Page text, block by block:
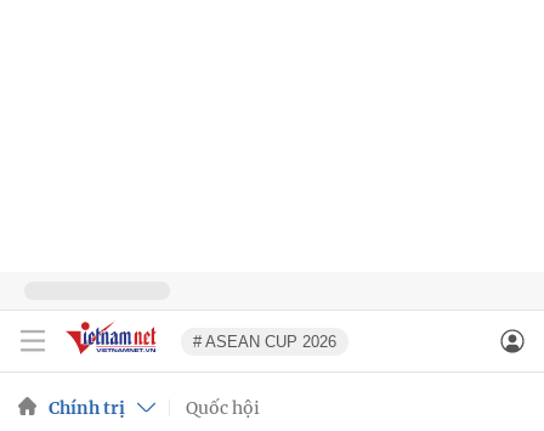
# ASEAN CUP 2026
Chính trị Quốc hội